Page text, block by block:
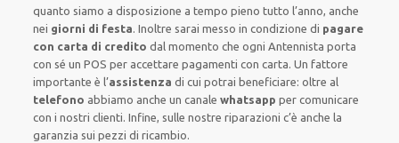
quanto siamo a disposizione a tempo pieno tutto l’anno, anche
nei giorni di festa.Inoltre sarai messo in condizione di pagare
con carta di credito dal momento che ogni Antennistaporta
con séun POSper accettare pagamenticon carta.Un fattore
importante è l’assistenza di cui potrai beneficiare: oltre al
telefono abbiamo anche uncanale whatsappper comunicare
con i nostri clienti.Infine, sulle nostre riparazioni c’è anche la
garanzia sui pezzi di ricambio.